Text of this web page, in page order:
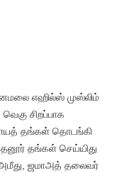
எஹில்ஸ் முஸ்லிம்
சிறப்பாக
தங்கள் தொடங்கி
தங்கள் செய்யிது
ஜமாஅத் தலைவர்